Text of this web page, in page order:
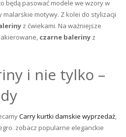
będą pasować modele we wzory w
motywy. Z kolei do stylizacji
z ćwiekami. Na ważniejsze
czarne baleriny z
i nie tylko –
Carry kurtki damskie wyprzedaż,
zobacz popularne eleganckie